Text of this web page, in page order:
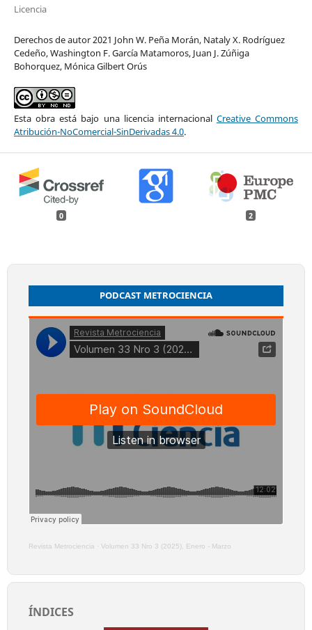
Licencia
Derechos de autor 2021 John W. Peña Morán, Nataly X. Rodríguez
Cedeño, Washington F. García Matamoros, Juan J. Zúñiga
Bohorquez, Mónica Gilbert Orús
Esta obra está bajo una licencia internacional Creative Commons
Atribución-NoComercial-SinDerivadas 4.0.
0 2
PODCAST METROCIENCIA
Revista Metrociencia · Volumen 33 Nro 3 (2025), Enero - Marzo
ÍNDICES